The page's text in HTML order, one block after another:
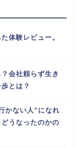
体験レビュー。
会社頼らず生き
とは？
かない人”になれ
うなったのかの